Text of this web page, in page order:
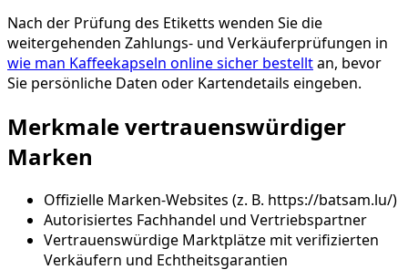
Nach der Prüfung des Etiketts wenden Sie die
weitergehenden Zahlungs- und Verkäuferprüfungen in
wie man Kaffeekapseln online sicher bestelltan, bevor
Sie persönliche Daten oder Kartendetails eingeben.
Merkmale vertrauenswürdiger
Marken
Offizielle Marken-Websites (z. B. https://batsam.lu/)
Autorisiertes Fachhandel und Vertriebspartner
Vertrauenswürdige Marktplätze mit verifizierten
Verkäufern und Echtheitsgarantien